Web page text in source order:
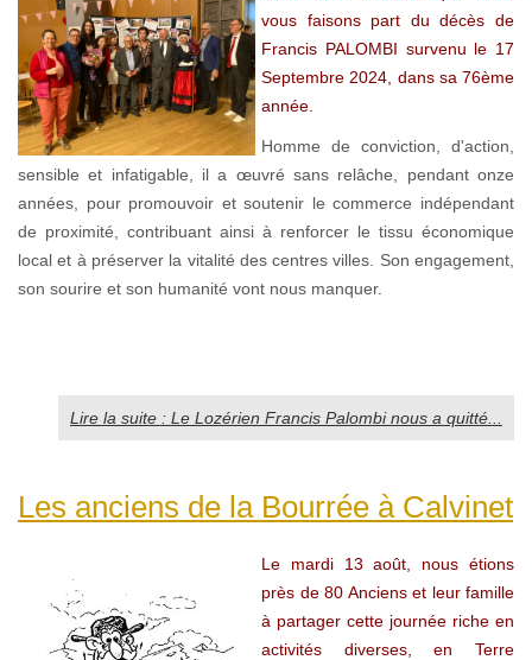
vous faisons part du décès de
Francis PALOMBI survenu le 17
Septembre 2024, dans sa 76ème
année.
Homme de conviction, d'action,
sensible et infatigable, il a œuvré sans relâche, pendant onze
années, pour promouvoir et soutenir le commerce indépendant
de proximité, contribuant ainsi à renforcer le tissu économique
local et à préserver la vitalité des centres villes. Son engagement,
son sourire et son humanité vont nous manquer.
Lire la suite : Le Lozérien Francis Palombi nous a quitté...
Les anciens de la Bourrée à Calvinet
Le mardi 13 août, nous étions
près de 80 Anciens et leur famille
à partager cette journée riche en
activités diverses, en Terre